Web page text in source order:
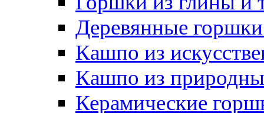
Деревянные
Кашпо из
Кашпо из
Керамические